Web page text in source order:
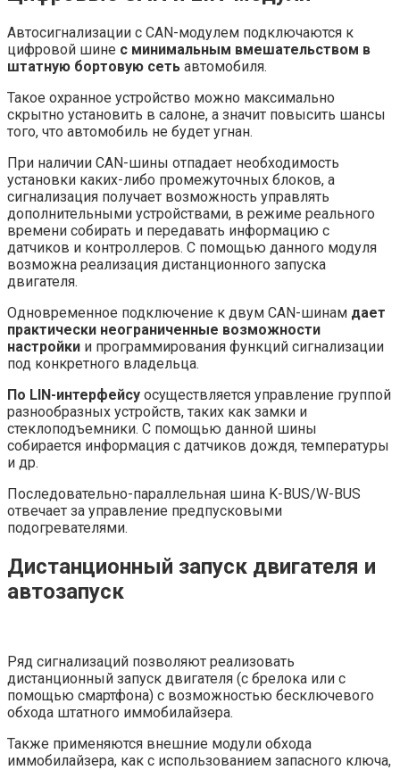
Автосигнализации с CAN-модулем подключаются к
цифровой шине с минимальным вмешательством в
штатную бортовую сеть автомобиля.
Такое охранное устройство можно максимально
скрытно установить в салоне, а значит повысить шансы
того, что автомобиль не будет угнан.
При наличии CAN-шины отпадает необходимость
установки каких-либо промежуточных блоков, а
сигнализация получает возможность управлять
дополнительными устройствами, в режиме реального
времени собирать и передавать информацию с
датчиков и контроллеров. С помощью данного модуля
возможна реализация дистанционного запуска
двигателя.
Одновременное подключение к двум CAN-шинам дает
практически неограниченные возможности
настройки и программирования функций сигнализации
под конкретного владельца.
По LIN-интерфейсу осуществляется управление группой
разнообразных устройств, таких как замки и
стеклоподъемники. С помощью данной шины
собирается информация с датчиков дождя, температуры
и др.
Последовательно-параллельная шина K-BUS/W-BUS
отвечает за управление предпусковыми
подогревателями.
Дистанционный запуск двигателя и
автозапуск
Ряд сигнализаций позволяют реализовать
дистанционный запуск двигателя (с брелока или с
помощью смартфона) с возможностью бесключевого
обхода штатного иммобилайзера.
Также применяются внешние модули обхода
иммобилайзера, как с использованием запасного ключа,